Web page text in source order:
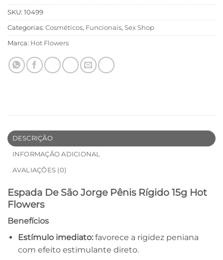
SKU: 10499
Categorias: Cosméticos, Funcionais, Sex Shop
Marca: Hot Flowers
DESCRIÇÃO
INFORMAÇÃO ADICIONAL
AVALIAÇÕES (0)
Espada De São Jorge Pênis Rígido 15g Hot
Flowers
Benefícios
Estímulo imediato:favorece a rigidez peniana
com efeito estimulante direto.